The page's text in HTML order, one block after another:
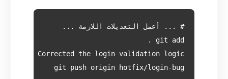
git push origin hotfix/login-bug